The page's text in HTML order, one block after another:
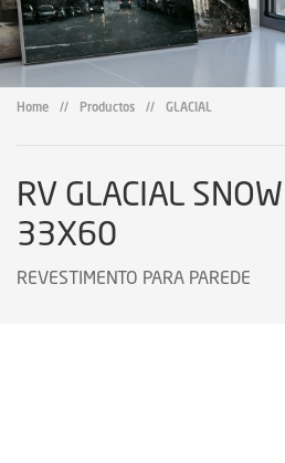
Catalogos
Certificados
Orientaciones Técnicas
Showroom
Home // Productos // GLACIAL
RV GLACIAL
33X60
REVESTIMENTO PARA PAREDE